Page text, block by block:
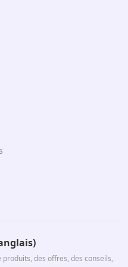
des offres, des conseils,